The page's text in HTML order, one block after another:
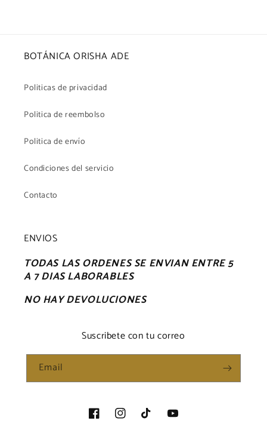
BOTÁNICA ORISHA ADE
Politicas de privacidad
Politica de reembolso
Politica de envío
Condiciones del servicio
Contacto
ENVIOS
TODAS LAS ORDENES SE ENVIAN ENTRE 5
A 7 DIAS LABORABLES
NO HAY DEVOLUCIONES
Suscribete con tu correo
Email
FacebookInstagramTikTok YouTube